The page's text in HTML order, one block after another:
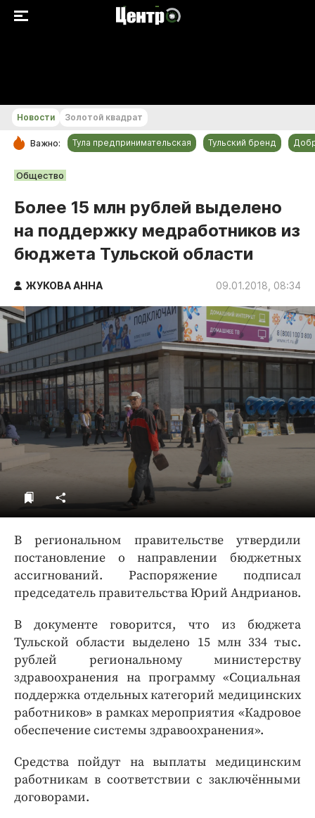
РУБРИКИ
Общество
Происшествия
Спорт
Тульский бренд
Тула предпринимательская
ДоброЦентр
Голодный шпион
Новости Золотой квадрат
Важно: Тула предпринимательская Тульский бренд
Общество
Более 15 млн рублей выделено
на поддержку медработников из
бюджета Тульской области
ЖУКОВА АННА 09.01.2018, 08:34
В региональном правительстве утвердили
постановление о направлении бюджетных
ассигнований. Распоряжение подписал
председатель правительства Юрий Андрианов.
В документе говорится, что из бюджета
Тульской области выделено 15 млн 334 тыс.
рублей региональному министерству
здравоохранения на программу «Социальная
поддержка отдельных категорий медицинских
работников» в рамках мероприятия «Кадровое
обеспечение системы здравоохранения».
Средства пойдут на выплаты медицинским
работникам в соответствии с заключёнными
договорами.